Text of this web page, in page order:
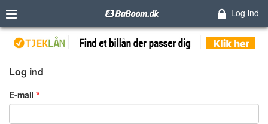
Log ind
Log ind
E-mail